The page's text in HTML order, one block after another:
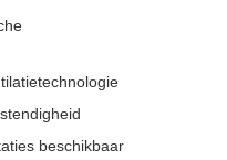
beschikbaar